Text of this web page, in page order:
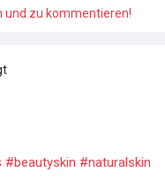
und zu kommentieren!
#beautyskin #naturalskin